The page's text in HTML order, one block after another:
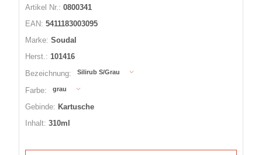
Artikel Nr.: 0800341
EAN: 5411183003095
Marke: Soudal
Herst.: 101416
Bezeichnung:
Silirub S/Grau
Farbe: grau
Gebinde: Kartusche
Inhalt: 310ml